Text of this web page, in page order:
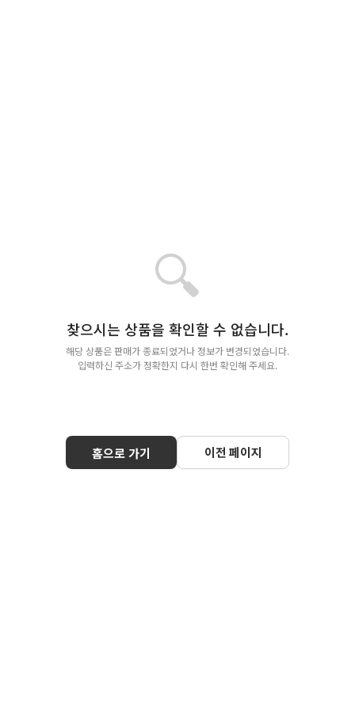
🔍
찾으시는 상품을 확인할 수 없습니다.
해당 상품은 판매가 종료되었거나 정보가 변경되었습니다.
입력하신 주소가 정확한지 다시 한번 확인해 주세요.
홈으로 가기 이전 페이지